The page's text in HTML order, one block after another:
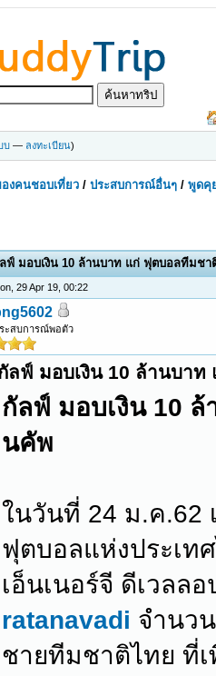
บ — ลงทะเบียน)
งคนชอบเที่ยว /ประสบการณ์อื่นๆ /พูดคุ
ฟ์ มอบเงิน 10 ล้านบาท แก่ ฟุตบอลทีมชา
29 Apr 19, 00:22
ะสบการณ์พอตัว
ลฟ์ มอบเงิน 10 ล้านบา
กัลฟ์ มอบเงิน 10
นคัพ
ในวันที่ 24 ม.ค.62
ฟุตบอลแห่งประเท
เอ็นเนอร์จี ดีเวล
ratanavadi จำนว
ชายทีมชาติไทย ที่เ